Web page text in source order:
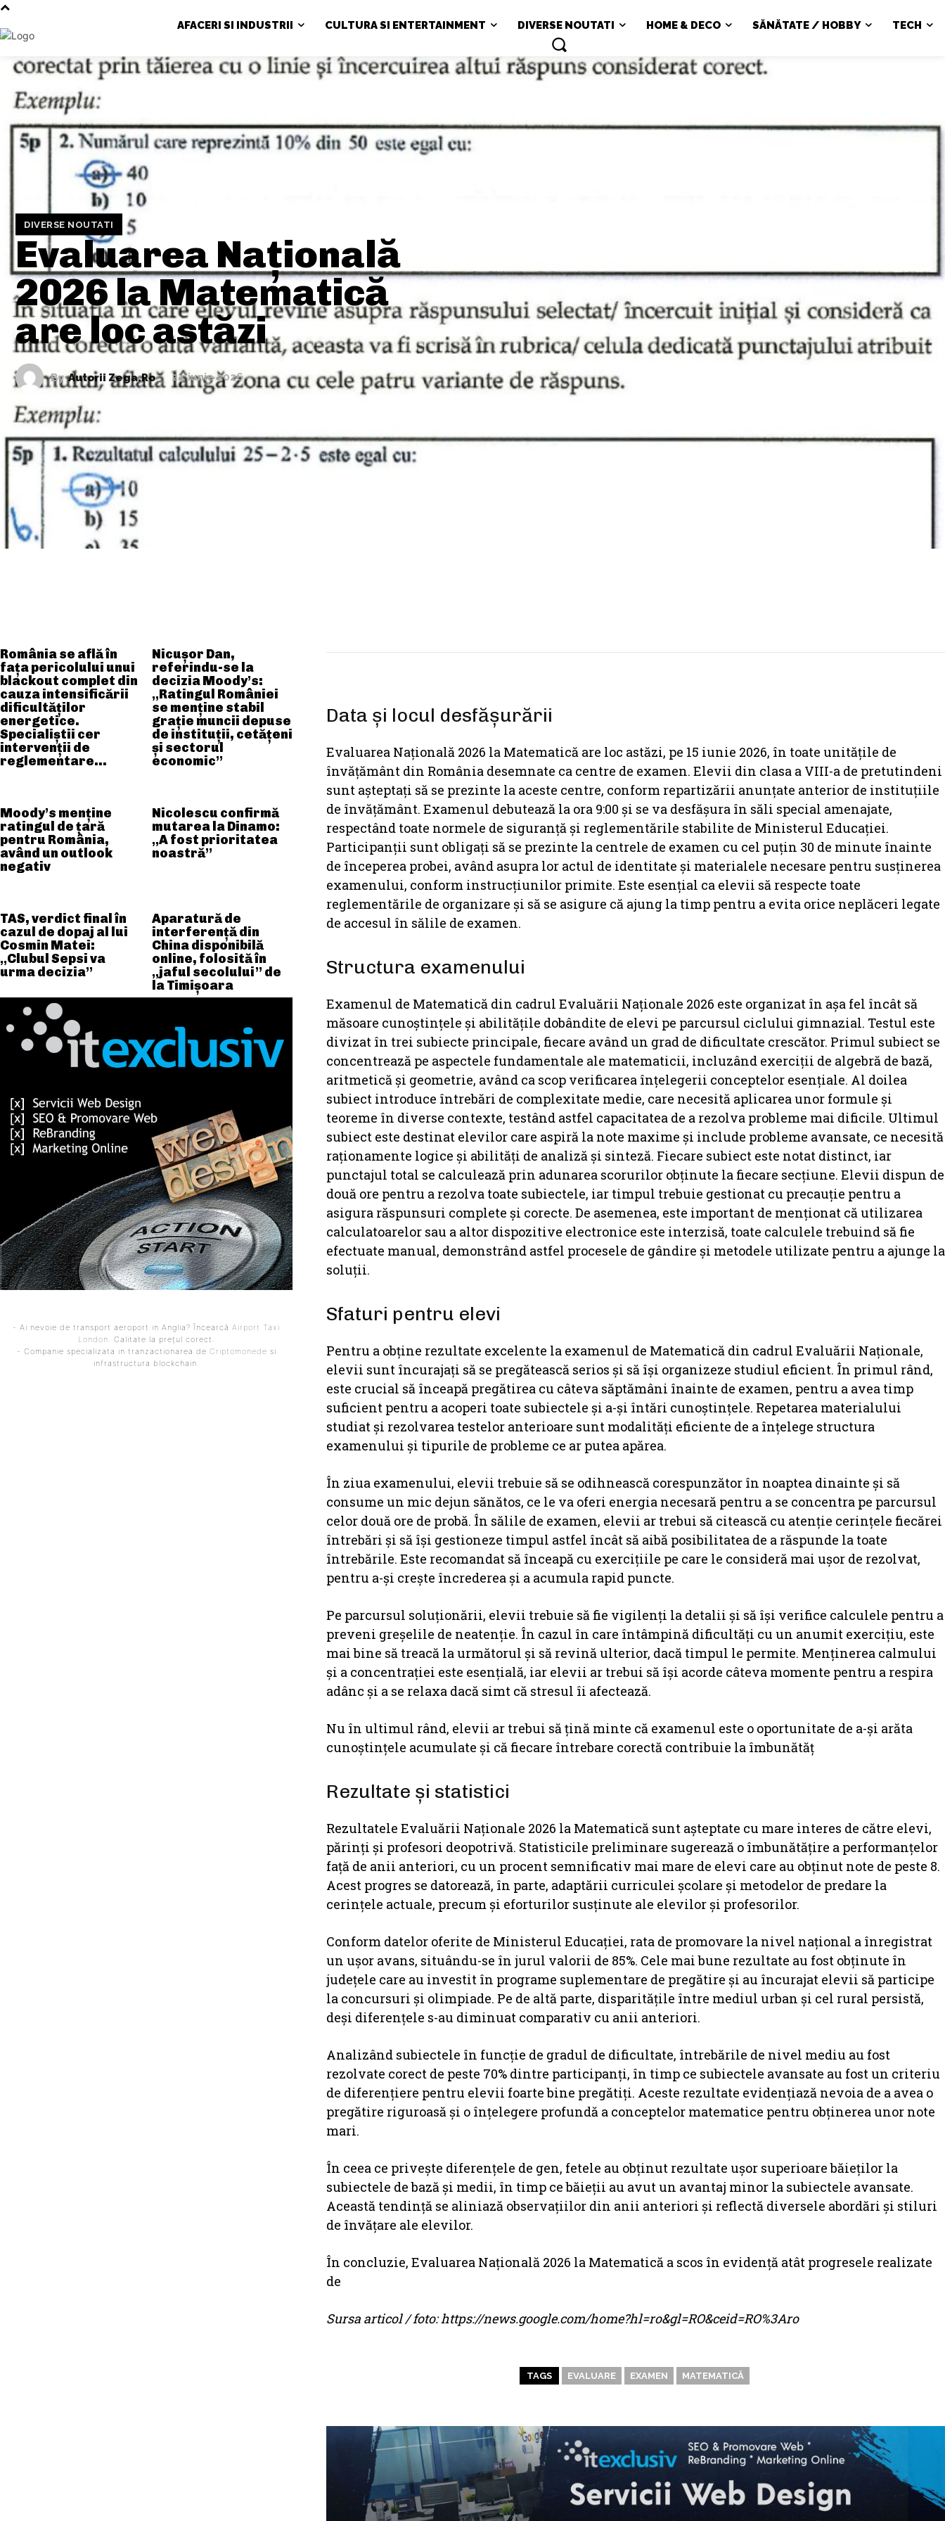
AFACERI SI INDUSTRII CULTURA SI ENTERTAINMENT DIVERSE NOUTATI HOME & DECO SĂNĂTATE / HOBBY TECH
DIVERSE NOUTATI
Evaluarea Națională
2026 la Matematică
are loc astăzi
By Autorii Zega.ro 24 iunie 2026
România se află în
fața pericolului unui
blackout complet din
cauza intensificării
dificultăților
energetice.
Specialiștii cer
intervenții de
reglementare…
Nicușor Dan,
referindu-se la
decizia Moody’s:
„Ratingul României
se menține stabil
grație muncii depuse
de instituții, cetățeni
și sectorul
economic”
Moody’s menține
ratingul de țară
pentru România,
având un outlook
negativ
Nicolescu confirmă
mutarea la Dinamo:
„A fost prioritatea
noastră”
TAS, verdict final în
cazul de dopaj al lui
Cosmin Matei:
„Clubul Sepsi va
urma decizia”
Aparatură de
interferență din
China disponibilă
online, folosită în
„jaful secolului” de
la Timișoara
- Ai nevoie de transport aeroport in Anglia? Încearcă Airport Taxi
London. Calitate la prețul corect.
- Companie specializata in tranzactionarea de Criptomonede si
infrastructura blockchain.
Data și locul desfășurării
Evaluarea Națională 2026 la Matematică are loc astăzi, pe 15 iunie 2026, în toate unitățile de
învățământ din România desemnate ca centre de examen. Elevii din clasa a VIII-a de pretutindeni
sunt așteptați să se prezinte la aceste centre, conform repartizării anunțate anterior de instituțiile
de învățământ. Examenul debutează la ora 9:00 și se va desfășura în săli special amenajate,
respectând toate normele de siguranță și reglementările stabilite de Ministerul Educației.
Participanții sunt obligați să se prezinte la centrele de examen cu cel puțin 30 de minute înainte
de începerea probei, având asupra lor actul de identitate și materialele necesare pentru susținerea
examenului, conform instrucțiunilor primite. Este esențial ca elevii să respecte toate
reglementările de organizare și să se asigure că ajung la timp pentru a evita orice neplăceri legate
de accesul în sălile de examen.
Structura examenului
Examenul de Matematică din cadrul Evaluării Naționale 2026 este organizat în așa fel încât să
măsoare cunoștințele și abilitățile dobândite de elevi pe parcursul ciclului gimnazial. Testul este
divizat în trei subiecte principale, fiecare având un grad de dificultate crescător. Primul subiect se
concentrează pe aspectele fundamentale ale matematicii, incluzând exerciții de algebră de bază,
aritmetică și geometrie, având ca scop verificarea înțelegerii conceptelor esențiale. Al doilea
subiect introduce întrebări de complexitate medie, care necesită aplicarea unor formule și
teoreme în diverse contexte, testând astfel capacitatea de a rezolva probleme mai dificile. Ultimul
subiect este destinat elevilor care aspiră la note maxime și include probleme avansate, ce necesită
raționamente logice și abilități de analiză și sinteză. Fiecare subiect este notat distinct, iar
punctajul total se calculează prin adunarea scorurilor obținute la fiecare secțiune. Elevii dispun de
două ore pentru a rezolva toate subiectele, iar timpul trebuie gestionat cu precauție pentru a
asigura răspunsuri complete și corecte. De asemenea, este important de menționat că utilizarea
calculatoarelor sau a altor dispozitive electronice este interzisă, toate calculele trebuind să fie
efectuate manual, demonstrând astfel procesele de gândire și metodele utilizate pentru a ajunge la
soluții.
Sfaturi pentru elevi
Pentru a obține rezultate excelente la examenul de Matematică din cadrul Evaluării Naționale,
elevii sunt încurajați să se pregătească serios și să își organizeze studiul eficient. În primul rând,
este crucial să înceapă pregătirea cu câteva săptămâni înainte de examen, pentru a avea timp
suficient pentru a acoperi toate subiectele și a-și întări cunoștințele. Repetarea materialului
studiat și rezolvarea testelor anterioare sunt modalități eficiente de a înțelege structura
examenului și tipurile de probleme ce ar putea apărea.
În ziua examenului, elevii trebuie să se odihnească corespunzător în noaptea dinainte și să
consume un mic dejun sănătos, ce le va oferi energia necesară pentru a se concentra pe parcursul
celor două ore de probă. În sălile de examen, elevii ar trebui să citească cu atenție cerințele fiecărei
întrebări și să își gestioneze timpul astfel încât să aibă posibilitatea de a răspunde la toate
întrebările. Este recomandat să înceapă cu exercițiile pe care le consideră mai ușor de rezolvat,
pentru a-și crește încrederea și a acumula rapid puncte.
Pe parcursul soluționării, elevii trebuie să fie vigilenți la detalii și să își verifice calculele pentru a
preveni greșelile de neatenție. În cazul în care întâmpină dificultăți cu un anumit exercițiu, este
mai bine să treacă la următorul și să revină ulterior, dacă timpul le permite. Menținerea calmului
și a concentrației este esențială, iar elevii ar trebui să își acorde câteva momente pentru a respira
adânc și a se relaxa dacă simt că stresul îi afectează.
Nu în ultimul rând, elevii ar trebui să țină minte că examenul este o oportunitate de a-și arăta
cunoștințele acumulate și că fiecare întrebare corectă contribuie la îmbunătăț
Rezultate și statistici
Rezultatele Evaluării Naționale 2026 la Matematică sunt așteptate cu mare interes de către elevi,
părinți și profesori deopotrivă. Statisticile preliminare sugerează o îmbunătățire a performanțelor
față de anii anteriori, cu un procent semnificativ mai mare de elevi care au obținut note de peste 8.
Acest progres se datorează, în parte, adaptării curriculei școlare și metodelor de predare la
cerințele actuale, precum și eforturilor susținute ale elevilor și profesorilor.
Conform datelor oferite de Ministerul Educației, rata de promovare la nivel național a înregistrat
un ușor avans, situându-se în jurul valorii de 85%. Cele mai bune rezultate au fost obținute în
județele care au investit în programe suplementare de pregătire și au încurajat elevii să participe
la concursuri și olimpiade. Pe de altă parte, disparitățile între mediul urban și cel rural persistă,
deși diferențele s-au diminuat comparativ cu anii anteriori.
Analizând subiectele în funcție de gradul de dificultate, întrebările de nivel mediu au fost
rezolvate corect de peste 70% dintre participanți, în timp ce subiectele avansate au fost un criteriu
de diferențiere pentru elevii foarte bine pregătiți. Aceste rezultate evidențiază nevoia de a avea o
pregătire riguroasă și o înțelegere profundă a conceptelor matematice pentru obținerea unor note
mari.
În ceea ce privește diferențele de gen, fetele au obținut rezultate ușor superioare băieților la
subiectele de bază și medii, în timp ce băieții au avut un avantaj minor la subiectele avansate.
Această tendință se aliniază observațiilor din anii anteriori și reflectă diversele abordări și stiluri
de învățare ale elevilor.
În concluzie, Evaluarea Națională 2026 la Matematică a scos în evidență atât progresele realizate
de
Sursa articol / foto: https://news.google.com/home?hl=ro&gl=RO&ceid=RO%3Aro
TAGS EVALUARE EXAMEN MATEMATICĂ